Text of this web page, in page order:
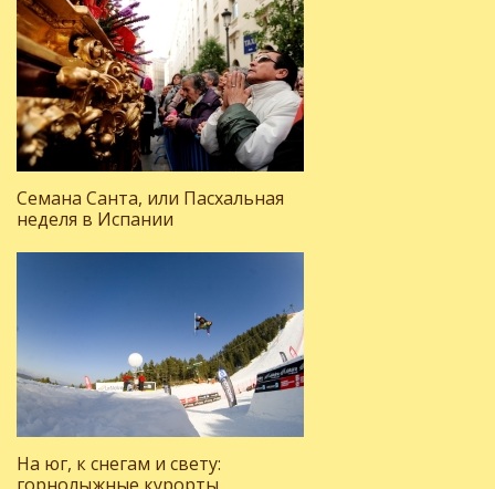
Семана Санта, или Пасхальная
неделя в Испании
На юг, к снегам и свету: